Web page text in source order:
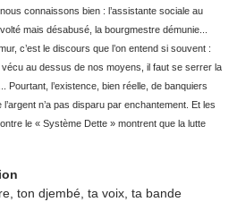
connaissons bien : l’assistante sociale au
mais désabusé, la bourgmestre démunie...
c’est le discours que l’on entend si souvent :
au dessus de nos moyens, il faut se serrer la
Pourtant, l’existence, bien réelle, de banquiers
n’a pas disparu par enchantement. Et les
le « Système Dette » montrent que la lutte
ton djembé, ta voix, ta bande